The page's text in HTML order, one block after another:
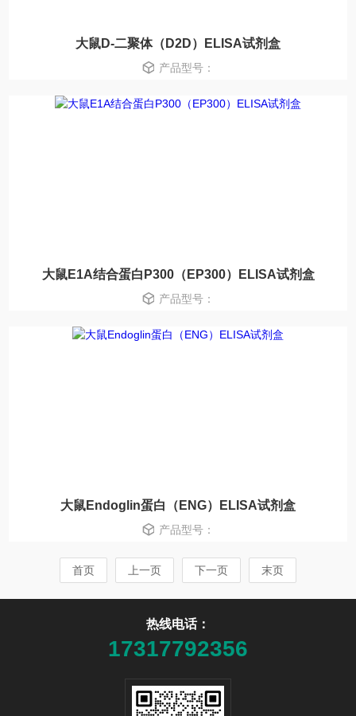
大鼠D-二聚体（D2D）ELISA试剂盒
产品型号：
大鼠E1A结合蛋白P300（EP300）ELISA试剂盒
产品型号：
大鼠Endoglin蛋白（ENG）ELISA试剂盒
产品型号：
首页 上一页 下一页 末页
热线电话：
17317792356